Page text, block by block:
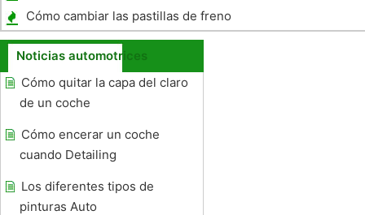
Century
Cómo cambiar las pastillas de freno
traseras en un Lincoln Mark V
Noticias automotrices
Cómo quitar la capa del claro
de un coche
Cómo encerar un coche
cuando Detailing
Los diferentes tipos de
pinturas Auto